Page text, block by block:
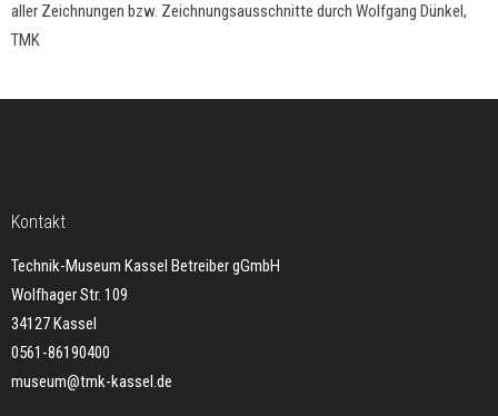
aller Zeichnungen bzw. Zeichnungsausschnitte durch Wolfgang Dünkel,
TMK
Kontakt
Technik-Museum Kassel Betreiber gGmbH
Wolfhager Str. 109
34127 Kassel
0561-86190400
museum@tmk-kassel.de